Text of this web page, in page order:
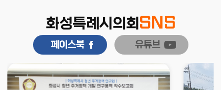
화성특례시의회 SNS
페이스북 유튜브